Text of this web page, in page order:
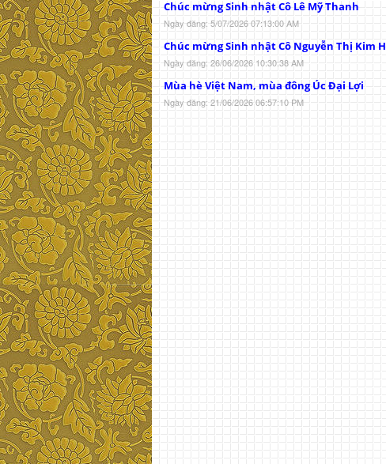
Chúc mừng Sinh nhật Cô Lê Mỹ Thanh
Ngày đăng: 5/07/2026 07:13:00 AM
Chúc mừng Sinh nhật Cô Nguyễn Thị Kim
Ngày đăng: 26/06/2026 10:30:38 AM
Mùa hè Việt Nam, mùa đông Úc Đại Lợi
Ngày đăng: 21/06/2026 06:57:10 PM